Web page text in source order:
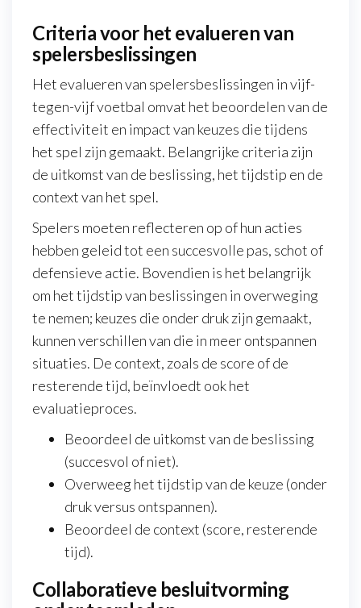
Criteria voor het evalueren van
spelersbeslissingen
Het evalueren van spelersbeslissingen in vijf-
tegen-vijf voetbal omvat het beoordelen van de
effectiviteit en impact van keuzes die tijdens
het spel zijn gemaakt. Belangrijke criteria zijn
de uitkomst van de beslissing, het tijdstip en de
context van het spel.
Spelers moeten reflecteren op of hun acties
hebben geleid tot een succesvolle pas, schot of
defensieve actie. Bovendien is het belangrijk
om het tijdstip van beslissingen in overweging
te nemen; keuzes die onder druk zijn gemaakt,
kunnen verschillen van die in meer ontspannen
situaties. De context, zoals de score of de
resterende tijd, beïnvloedt ook het
evaluatieproces.
Beoordeel de uitkomst van de beslissing
(succesvol of niet).
Overweeg het tijdstip van de keuze (onder
druk versus ontspannen).
Beoordeel de context (score, resterende
tijd).
Collaboratieve besluitvorming